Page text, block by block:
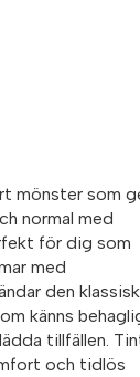
mönster som
normal med
för dig som
med
den
känns
tillfällen.
och tidlös